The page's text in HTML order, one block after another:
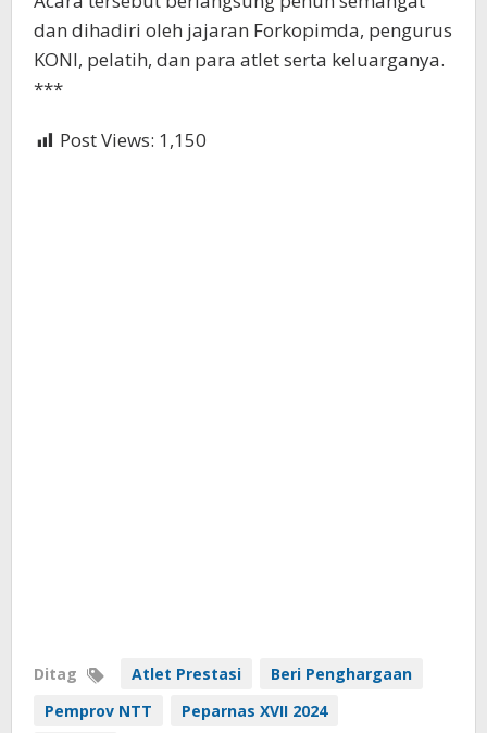
dan dihadiri oleh jajaran Forkopimda, pengurus
KONI, pelatih, dan para atlet serta keluarganya.
***
Post Views: 1,150
Ditag Atlet Prestasi
Beri Penghargaan
Pemprov NTT
Peparnas XVII 2024